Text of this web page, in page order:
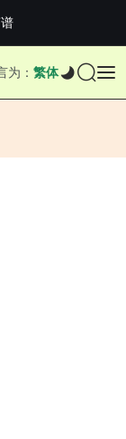
亚，德约...
官...
为： 繁体